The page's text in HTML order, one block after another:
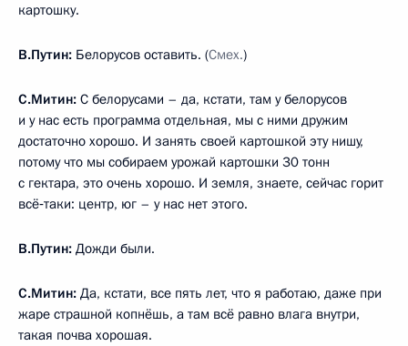
картошку.
В.Путин: Белорусов оставить. (Смех.)
С.Митин: С белорусами – да, кстати, там у белорусов
и у нас есть программа отдельная, мы с ними дружим
достаточно хорошо. И занять своей картошкой эту нишу,
потому что мы собираем урожай картошки 30 тонн
с гектара, это очень хорошо. И земля, знаете, сейчас горит
всё‑таки: центр, юг – у нас нет этого.
В.Путин: Дожди были.
С.Митин: Да, кстати, все пять лет, что я работаю, даже при
жаре страшной копнёшь, а там всё равно влага внутри,
такая почва хорошая.